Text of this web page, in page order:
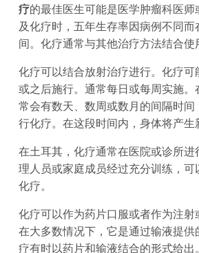
疗的最佳医生可能是医学肿瘤科医师
及化疗时，五年生存率因病例不同而
间。化疗通常与其他治疗方法结合使
化疗可以结合放射治疗进行。化疗可
或之后施行。通常每日或每周实施。
常会有数天、数周或数月的间隔时间
行化疗。在这段时间内，身体将产生
在土耳其，化疗通常在医院或诊所进
理人员或家庭成员经过充分训练，可
化疗。
化疗可以作为药片口服或者作为注射
在大多数情况下，它是通过输液提供
疗有时以药片和输液结合的形式给出